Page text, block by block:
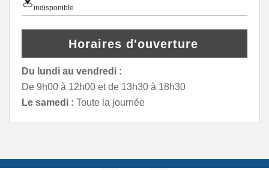
indisponible
Horaires d'ouverture
Du lundi au vendredi :
De 9h00 à 12h00 et de 13h30 à 18h30
Le samedi : Toute la journée